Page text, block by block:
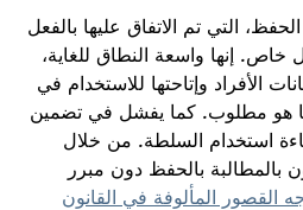
خاص. إنها واسعة النطاق للغاية،
الأفراد وإتاحتها للاستخدام في
هو مطلوب. كما يفشل في تضمين
استخدام السلطة. من خلال
بالمطالبة بالحفظ دون مبرر
القصور المألوفة في القانون